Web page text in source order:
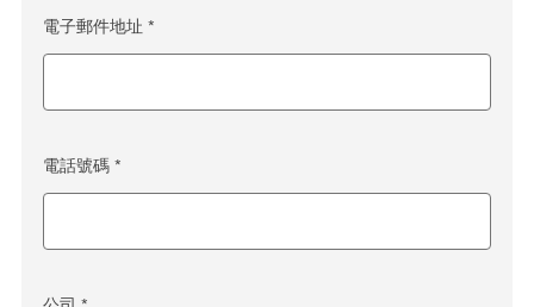
電子郵件地址 *
電話號碼 *